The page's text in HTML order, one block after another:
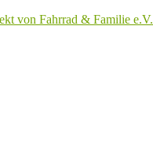
von Fahrrad & Familie e.V.